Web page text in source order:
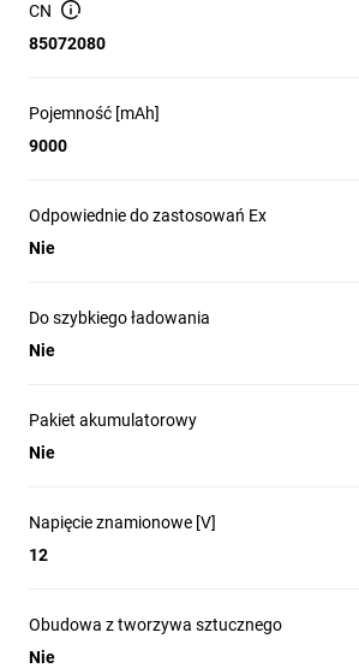
CN
85072080
Pojemność [mAh]
9000
Odpowiednie do zastosowań Ex
Nie
Do szybkiego ładowania
Nie
Pakiet akumulatorowy
Nie
Napięcie znamionowe [V]
12
Obudowa z tworzywa sztucznego
Nie